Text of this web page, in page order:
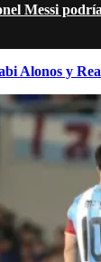
Messi
Alonos y